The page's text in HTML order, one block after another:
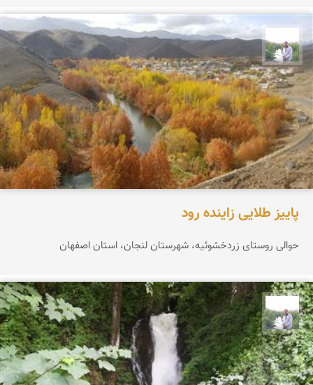
مهرداد زینلیان
پاییز طلایی زاینده رود
حوالی روستای زردخشوئیه، شهرستان لنجان، استان اصفهان
مهرداد زینلیان